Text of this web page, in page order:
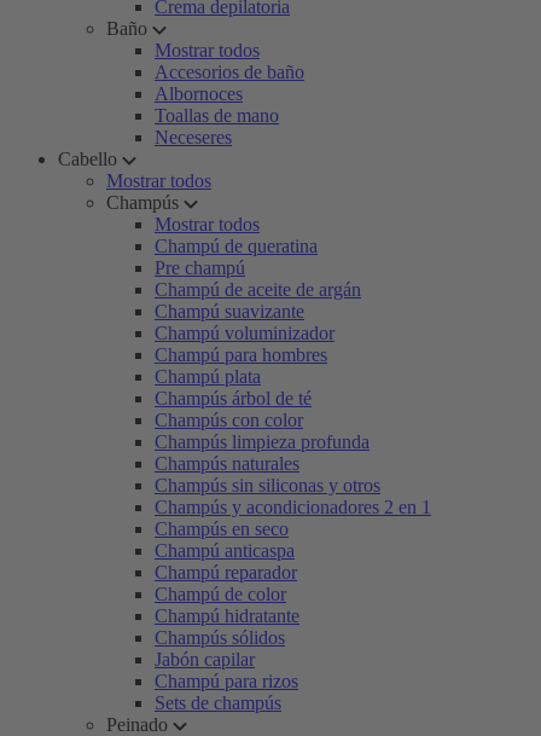
Crema depilatoria
Baño
Mostrar todos
Accesorios de baño
Albornoces
Toallas de mano
Neceseres
Cabello
Mostrar todos
Champús
Mostrar todos
Champú de queratina
Pre champú
Champú de aceite de argán
Champú suavizante
Champú voluminizador
Champú para hombres
Champú plata
Champús árbol de té
Champús con color
Champús limpieza profunda
Champús naturales
Champús sin siliconas y otros
Champús y acondicionadores 2 en 1
Champús en seco
Champú anticaspa
Champú reparador
Champú de color
Champú hidratante
Champús sólidos
Jabón capilar
Champú para rizos
Sets de champús
Peinado